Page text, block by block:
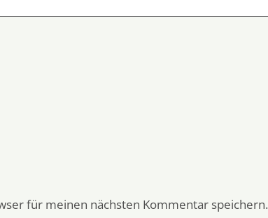
für meinen nächsten Kommentar speichern.